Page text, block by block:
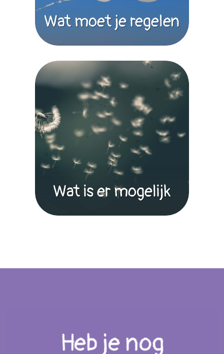
Wat moet je regelen
Wat is er mogelijk
Heb je nog